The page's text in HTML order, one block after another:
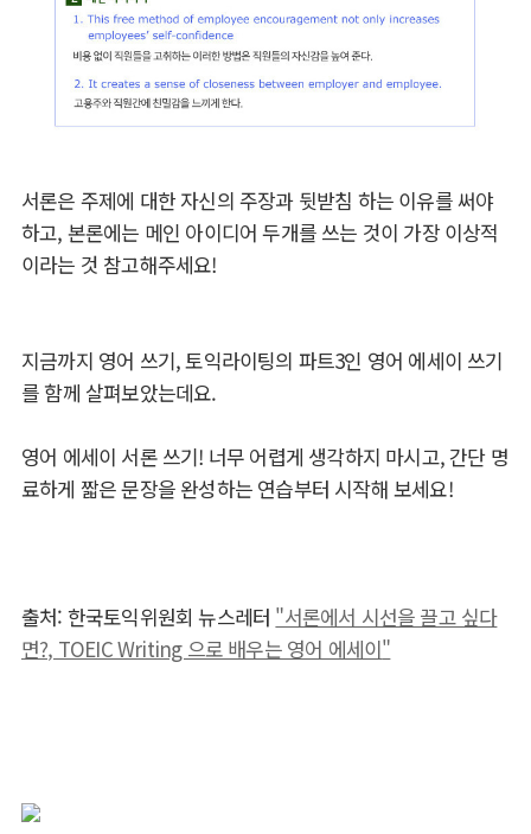
서론은 주제에 대한 자신의 주장과 뒷받침 하는 이유를 써야
하고, 본론에는 메인 아이디어 두개를 쓰는 것이 가장 이상적
이라는 것 참고해주세요!
지금까지 영어 쓰기, 토익라이팅의 파트3인 영어 에세이 쓰기
를 함께 살펴보았는데요.
영어 에세이 서론 쓰기! 너무 어렵게 생각하지 마시고, 간단 명
료하게 짧은 문장을 완성하는 연습부터 시작해 보세요!
출처: 한국토익위원회 뉴스레터 "서론에서 시선을 끌고 싶다
면?, TOEIC Writing 으로 배우는 영어 에세이"